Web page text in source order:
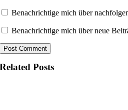
Benachrichtige mich über
Benachrichtige mich über neue
Related Posts